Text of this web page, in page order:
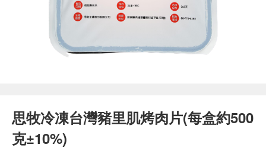
思牧冷凍台灣豬里肌烤肉片(每盒約500
克±10%)